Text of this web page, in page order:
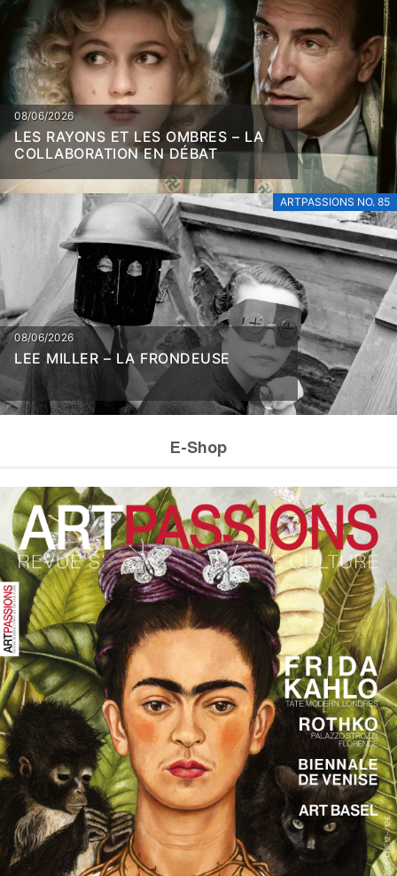
08/06/2026
LES RAYONS ET LES OMBRES – LA
COLLABORATION EN DÉBAT
ARTPASSIONS NO. 85
08/06/2026
LEE MILLER – LA FRONDEUSE
E-Shop